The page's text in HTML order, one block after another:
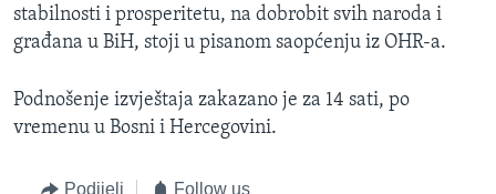
stabilnosti i prosperitetu, na dobrobit svih naroda i
građana u BiH, stoji u pisanom saopćenju iz OHR-a.
Podnošenje izvještaja zakazano je za 14 sati, po
vremenu u Bosni i Hercegovini.
Podijeli Follow us